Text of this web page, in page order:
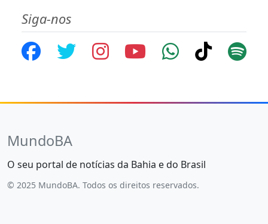
Siga-nos
MundoBA
O seu portal de notícias da Bahia e do Brasil
© 2025 MundoBA. Todos os direitos reservados.